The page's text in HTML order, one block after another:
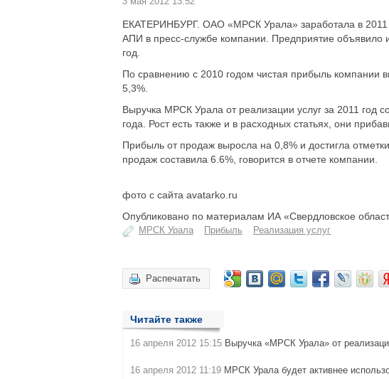
ЕКАТЕРИНБУРГ. ОАО «МРСК Урала» заработала в
АПИ в пресс-службе компании. Предприятие объявило
год.
По сравнению с 2010 годом чистая прибыль компании
5,3%.
Выручка МРСК Урала от реализации услуг за 2011 год
года. Рост есть также и в расходных статьях, они
Прибыль от продаж выросла на 0,8% и достигла
продаж составила 6.6%, говорится в отчете компании.
фото с сайта avatarko.ru
Опубликовано по материалам ИА «Свердловское
МРСК Урала Прибыль Реализация услуг
Распечатать
Читайте также
16 апреля 2012 15:15 Выручка «МРСК Урала» от
16 апреля 2012 11:19 МРСК Урала будет активнее